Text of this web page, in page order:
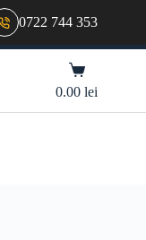
0722 744 353
Coș
de
cumpărături
0.00lei